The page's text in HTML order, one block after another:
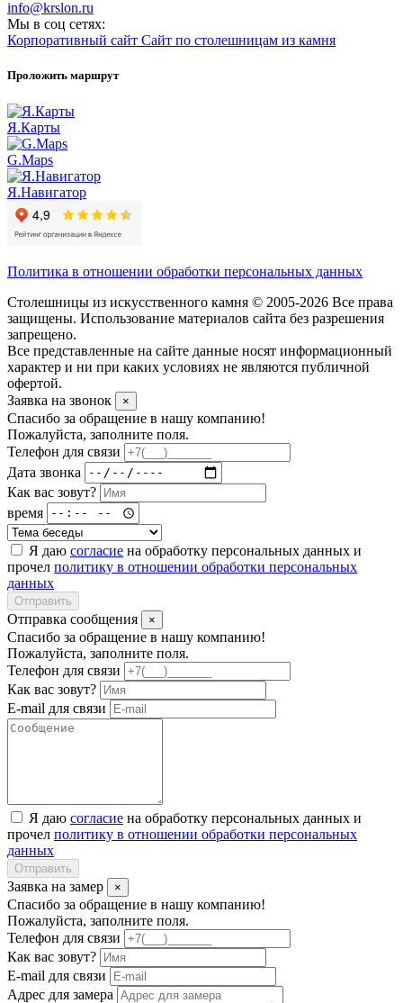
info@krslon.ru
Мы в соц сетях:
Корпоративный сайт Сайт по столешницам из камня
Проложить маршрут
Я.Карты
G.Maps
Я.Навигатор
Политика в отношении обработки персональных данных
Столешницы из искусственного камня © 2005-2026 Все права
защищены. Использование материалов сайта без разрешения
запрещено.
Все представленные на сайте данные носят информационный
характер и ни при каких условиях не являются публичной
офертой.
Заявка на звонок
×
Спасибо за обращение в нашу компанию!
Пожалуйста, заполните поля.
Телефон для связи
Дата звонка
Как вас зовут?
время
Я даю согласие на обработку персональных данных и
прочел политику в отношении обработки персональных
данных
Отправить
Отправка сообщения ×
Спасибо за обращение в нашу компанию!
Пожалуйста, заполните поля.
Телефон для связи
Как вас зовут?
E-mail для связи
Я даю согласие на обработку персональных данных и
прочел политику в отношении обработки персональных
данных
Отправить
Заявка на замер ×
Спасибо за обращение в нашу компанию!
Пожалуйста, заполните поля.
Телефон для связи
Как вас зовут?
E-mail для связи
Адрес для замера